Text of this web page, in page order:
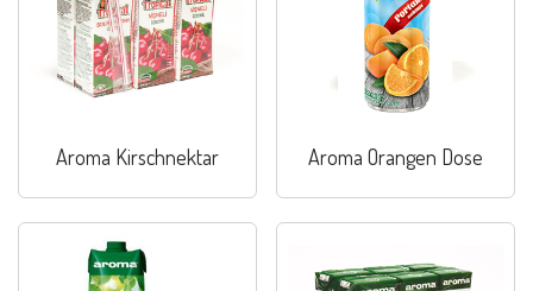
Aroma Kirschnektar Aroma Orangen Dose